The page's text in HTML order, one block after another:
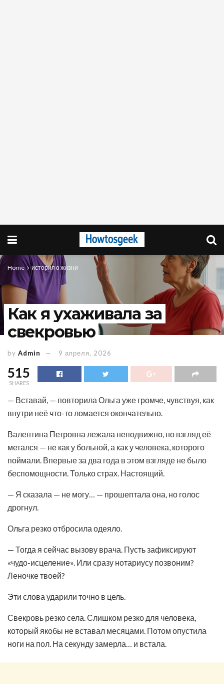
Home история о жизни
Как я ухаживала за
свекровью
by Admin 9 апреля, 2026
515
SHARES
— Вставай, — повторила Ольга уже громче, чувствуя, как
внутри неё что-то ломается окончательно.
Валентина Петровна лежала неподвижно, но взгляд её
метался — не как у больной, а как у человека, которого
поймали. Впервые за два года в этом взгляде не было
беспомощности. Только страх. Настоящий.
— Я сказала — не могу… — прошептала она, но голос
дрогнул.
Ольга резко отбросила одеяло.
— Тогда я сейчас вызову врача. Пусть зафиксируют
«чудо-исцеление». Или сразу нотариусу позвоним?
Леночке твоей?
Эти слова ударили точно в цель.
Свекровь резко села. Слишком резко для человека,
который якобы не вставал месяцами. Потом опустила
ноги на пол. На секунду замерла… и встала.